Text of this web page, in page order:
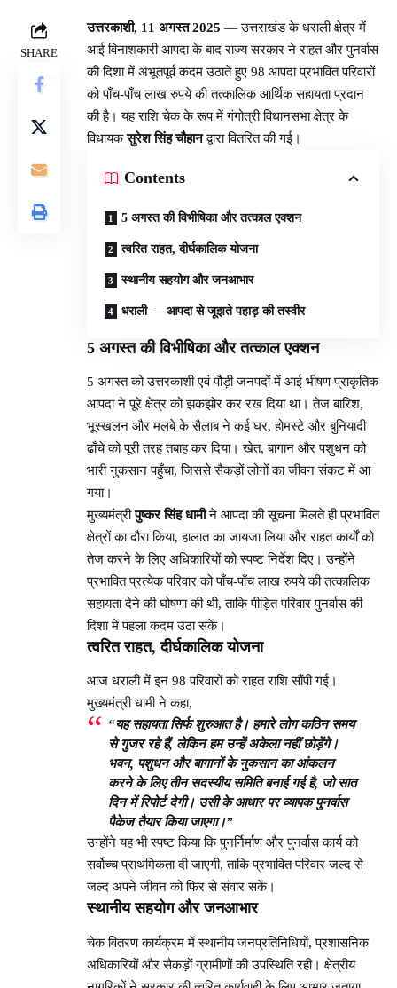
SHARE
उत्तरकाशी, 11 अगस्त 2025 — उत्तराखंड के धराली क्षेत्र में
आई विनाशकारी आपदा के बाद राज्य सरकार ने राहत और पुनर्वास
की दिशा में अभूतपूर्व कदम उठाते हुए 98 आपदा प्रभावित परिवारों
को पाँच-पाँच लाख रुपये की तत्कालिक आर्थिक सहायता प्रदान
की है। यह राशि चेक के रूप में गंगोत्री विधानसभा क्षेत्र के
विधायकसुरेश सिंह चौहानद्वारा वितरित की गई।
Contents
5 अगस्त की विभीषिका और तत्काल एक्शन
त्वरित राहत, दीर्घकालिक योजना
स्थानीय सहयोग और जनआभार
धराली — आपदा से जूझते पहाड़ की तस्वीर
5 अगस्त की विभीषिका और तत्काल एक्शन
5 अगस्त को उत्तरकाशी एवं पौड़ी जनपदों में आई भीषण प्राकृतिक
आपदा ने पूरे क्षेत्र को झकझोर कर रख दिया था। तेज बारिश,
भूस्खलन और मलबे के सैलाब ने कई घर, होमस्टे और बुनियादी
ढाँचे को पूरी तरह तबाह कर दिया। खेत, बागान और पशुधन को
भारी नुकसान पहुँचा, जिससे सैकड़ों लोगों का जीवन संकट में आ
गया।
मुख्यमंत्रीपुष्कर सिंह धामीने आपदा की सूचना मिलते ही प्रभावित
क्षेत्रों का दौरा किया, हालात का जायजा लिया और राहत कार्यों को
तेज करने के लिए अधिकारियों को स्पष्ट निर्देश दिए। उन्होंने
प्रभावित प्रत्येक परिवार को पाँच-पाँच लाख रुपये की तत्कालिक
सहायता देने की घोषणा की थी, ताकि पीड़ित परिवार पुनर्वास की
दिशा में पहला कदम उठा सकें।
त्वरित राहत, दीर्घकालिक योजना
आज धराली में इन 98 परिवारों को राहत राशि सौंपी गई।
मुख्यमंत्री धामी ने कहा,
“यह सहायता सिर्फ शुरुआत है। हमारे लोग कठिन समय
से गुजर रहे हैं, लेकिन हम उन्हें अकेला नहीं छोड़ेंगे।
भवन, पशुधन और बागानों के नुकसान का आंकलन
करने के लिए तीन सदस्यीय समिति बनाई गई है, जो सात
दिन में रिपोर्ट देगी। उसी के आधार पर व्यापक पुनर्वास
पैकेज तैयार किया जाएगा।”
उन्होंने यह भी स्पष्ट किया कि पुनर्निर्माण और पुनर्वास कार्य को
सर्वोच्च प्राथमिकता दी जाएगी, ताकि प्रभावित परिवार जल्द से
जल्द अपने जीवन को फिर से संवार सकें।
स्थानीय सहयोग और जनआभार
चेक वितरण कार्यक्रम में स्थानीय जनप्रतिनिधियों, प्रशासनिक
अधिकारियों और सैकड़ों ग्रामीणों की उपस्थिति रही। क्षेत्रीय